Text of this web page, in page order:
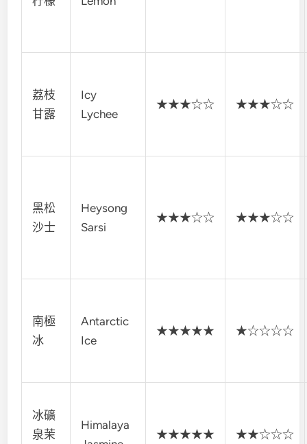
荔枝
甘露
Icy
Lychee
★★★☆☆ ★★★☆☆
黑松
沙士
Heysong
Sarsi
★★★☆☆ ★★★☆☆
南極
冰
Antarctic
Ice
★★★★★ ★☆☆☆☆
冰礦
泉茉
Himalaya
★★★★★ ★★☆☆☆